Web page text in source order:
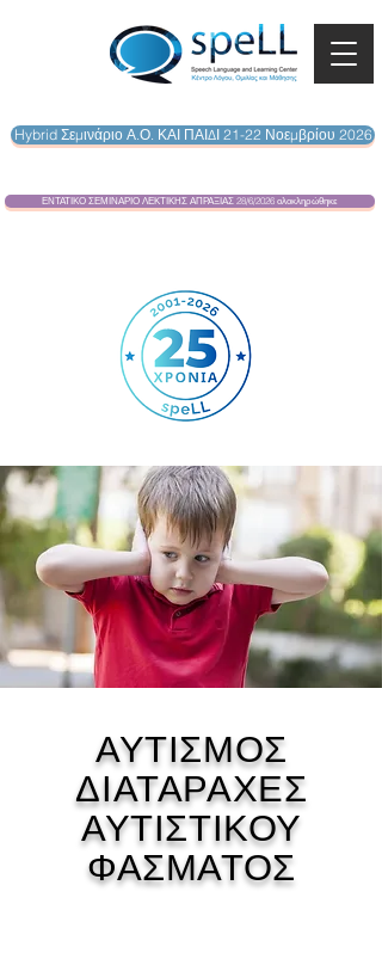
Hybrid Σεμινάριο Α.Ο. ΚΑΙ ΠΑΙΔΙ 21-22 Νοεμβρίου 2026
ΕΝΤΑΤΙΚΟ ΣΕΜΙΝΑΡΙΟ ΛΕΚΤΙΚΗΣ ΑΠΡΑΞΙΑΣ 28/6/2026 ολοκληρώθηκε
ΑΥΤΙΣΜΟΣ
ΔΙΑΤΑΡΑΧΕΣ
ΑΥΤΙΣΤΙΚΟΥ
ΦΑΣΜΑΤΟΣ